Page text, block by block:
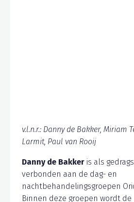
v.l.n.r.: Danny de Bakker, Miriam
Larmit, Paul van Rooij
Danny de Bakker is als
verbonden aan de dag- en
nachtbehandelingsgroepen
Binnen deze groepen wordt de